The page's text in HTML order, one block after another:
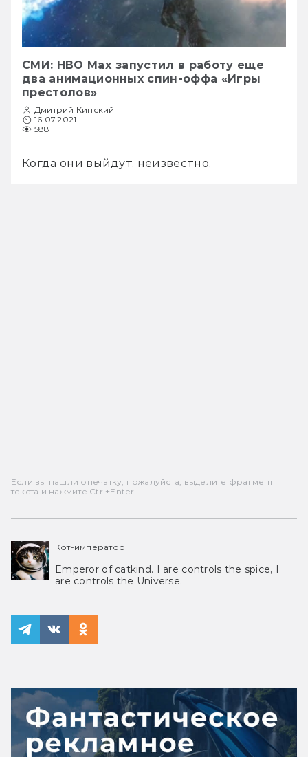
СМИ: HBO Max запустил в работу еще
два анимационных спин-оффа «Игры
престолов»
Дмитрий Кинский
16.07.2021
588
Когда они выйдут, неизвестно.
Если вы нашли опечатку, пожалуйста, выделите фрагмент
текста и нажмите Ctrl+Enter.
Кот-император
Emperor of catkind. I are controls the spice, I
are controls the Universe.